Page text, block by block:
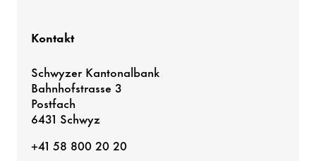
Kontakt
Schwyzer Kantonalbank
Bahnhofstrasse 3
Postfach
6431 Schwyz
+41 58 800 20 20